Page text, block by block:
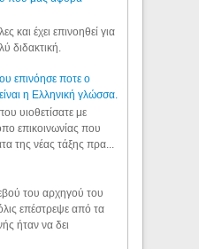
και έχει επινοηθεί για
διδακτική.
επινόησε ποτε ο
η Ελληνική γλώσσα.
υιοθετίσατε με
επικοινωνίας που
της νέας τάξης πρα...
του αρχηγού του
επέστρεψε από τα
ήταν να δει